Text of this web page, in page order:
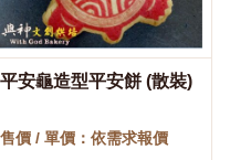
平安龜造型平安餅 (散裝)
售價 / 單價：依需求報價